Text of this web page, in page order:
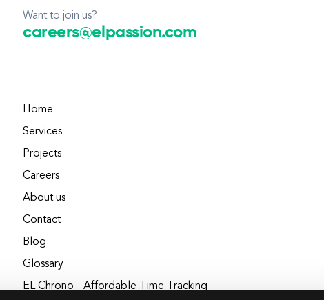
Want to join us?
careers@elpassion.com
Home
Services
Projects
Careers
About us
Contact
Blog
Glossary
EL Chrono - Affordable Time Tracking